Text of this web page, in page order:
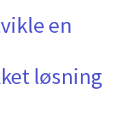
en
løsning